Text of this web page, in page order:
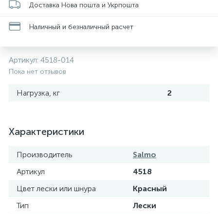
Доставка Нова пошта и Укрпошта
Наличный и безналичный расчет
Артикул: 4518-014
Пока нет отзывов
Нагрузка, кг 2
Характеристики
Производитель
Salmo
Артикул
4518
Цвет лески или шнура
Красный
Тип
Лески